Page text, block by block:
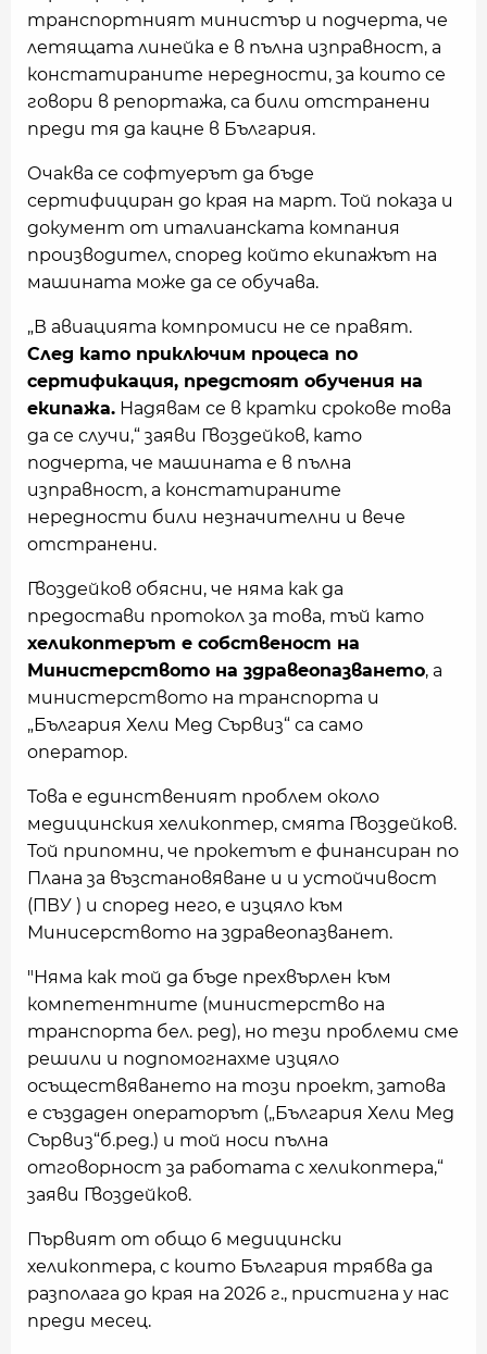
транспортният министър и подчерта, че
летящата линейка е в пълна изправност, а
констатираните нередности, за които се
говори в репортажа, са били отстранени
преди тя да кацне в България.
Очаква се софтуерът да бъде
сертифициран до края на март. Той показа и
документ от италианската компания
производител, според който екипажът на
машината може да се обучава.
„В авиацията компромиси не се правят.
След като приключим процеса по
сертификация, предстоят обучения на
екипажа. Надявам се в кратки срокове това
да се случи,“ заяви Гвоздейков, като
подчерта, че машината е в пълна
изправност, а констатираните
нередности били незначителни и вече
отстранени.
Гвоздейков обясни, че няма как да
предостави протокол за това, тъй като
хеликоптерът е собственост на
Министерството на здравеопазването, а
министерството на транспорта и
„България Хели Мед Сървиз“ са само
оператор.
Това е единственият проблем около
медицинския хеликоптер, смята Гвоздейков.
Той припомни, че прокетът е финансиран по
Плана за възстановяване и и устойчивост
(ПВУ ) и според него, е изцяло към
Минисерството на здравеопазванет.
"Няма как той да бъде прехвърлен към
компетентните (министерство на
транспорта бел. ред), но тези проблеми сме
решили и подпомогнахме изцяло
осъществяването на този проект, затова
е създаден операторът („България Хели Мед
Сървиз“б.ред.) и той носи пълна
отговорност за работата с хеликоптера,“
заяви Гвоздейков.
Първият от общо 6 медицински
хеликоптера, с които България трябва да
разполага до края на 2026 г., пристигна у нас
преди месец.